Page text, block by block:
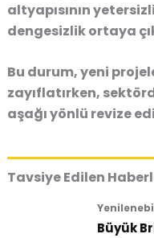
altyapısının
dengesizlik ortaya
Bu durum, yeni
zayıflatırken,
aşağı yönlü revize
Tavsiye Edilen
Büyük